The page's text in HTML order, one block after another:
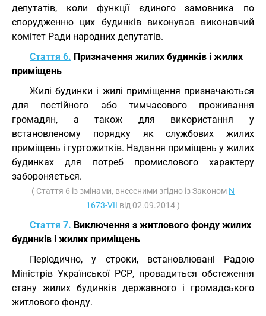
депутатів, коли функції єдиного замовника по
спорудженню цих будинків виконував виконавчий
комітет Ради народних депутатів.
Стаття 6. Призначення жилих будинків і жилих
приміщень
Жилі будинки і жилі приміщення призначаються
для постійного або тимчасового проживання
громадян, а також для використання у
встановленому порядку як службових жилих
приміщень і гуртожитків. Надання приміщень у жилих
будинках для потреб промислового характеру
забороняється.
( Стаття 6 із змінами, внесеними згідно із Законом N
1673-VII від 02.09.2014 )
Стаття 7. Виключення з житлового фонду жилих
будинків і жилих приміщень
Періодично, у строки, встановлювані Радою
Міністрів Української РСР, провадиться обстеження
стану жилих будинків державного і громадського
житлового фонду.